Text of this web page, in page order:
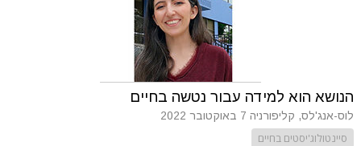
הנושא הוא למידה עבור נטשה בחיים
לוס-אנג'לס, קליפורניה 7 באוקטובר 2022
סיינטולוג'יסטים בחיים